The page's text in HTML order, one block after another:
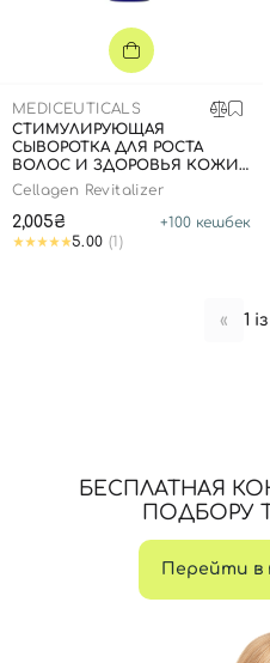
MEDICEUTICALS
СТИМУЛИРУЮЩАЯ
СЫВОРОТКА ДЛЯ РОСТА
ВОЛОС И ЗДОРОВЬЯ КОЖИ
ГОЛОВЫ (ДЛЯ ЖЕНЩИН),
125МЛ
Cellagen Revitalizer
2,005₴ +100 кешбек
5.00 (1)
« 1
БЕСПЛАТНАЯ
ПОДБОРУ
Перейти в
принимаете условия
Войти с